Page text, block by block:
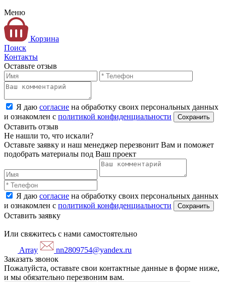
Меню
Корзина
Поиск
Контакты
Оставьте отзыв
Я даю согласие на обработку своих персональных данных
и ознакомлен с политикой конфиденциальности
Оставить отзыв
Не нашли то, что искали?
Оставьте заявку и наш менеджер перезвонит Вам и поможет
подобрать материалы под Ваш проект
Я даю согласие на обработку своих персональных данных
и ознакомлен с политикой конфиденциальности
Оставить заявку
Или свяжитесь с нами самостоятельно
Array
nn2809754@yandex.ru
Заказать звонок
Пожалуйста, оставьте свои контактные данные в форме ниже,
и мы обязательно перезвоним вам.